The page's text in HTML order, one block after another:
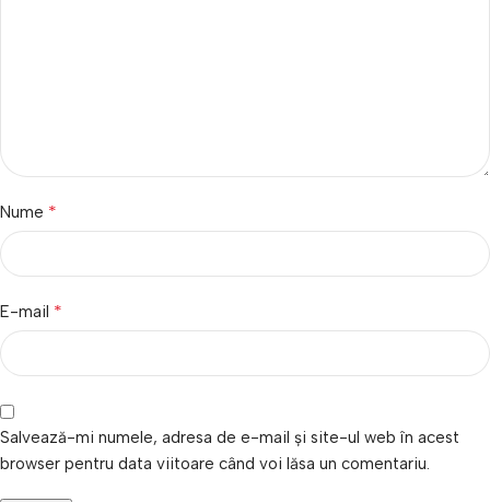
Nume *
E-mail *
Salvează-mi numele, adresa de e-mail și site-ul web în acest
browser pentru data viitoare când voi lăsa un comentariu.